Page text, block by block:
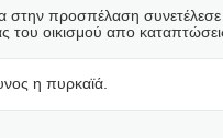
στην προσπέλαση
του οικισμού απο
η πυρκαϊά.